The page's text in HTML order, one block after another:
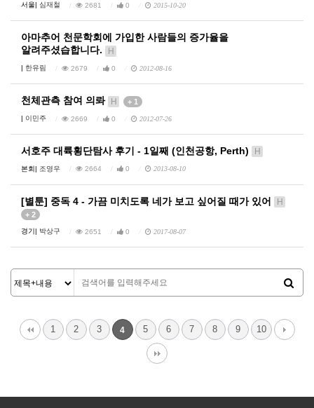
서울| 심재철 2681 0 2015-10-20
아마추어 천문학회에 가입한 사람들의 증가율을
알려주셨습합니다.
H
| 한유림 2679 0 2012-08-16
천체관측 참여 의롸 H + 1
| 이민주 2669 0 2012-07-26
서호주 대륙횡단탐사 후기 - 1일째 (인천공항, Perth) H
본회| 조영우 2664 0 2013-08-10
[별툰] 중독 4 - 가끔 미치도록 네가 보고 싶어질 때가 있어 H
+ 2
경기| 박상구 2651 0 2017-08-07
1 2 3 4 5 6 7 8 9 10